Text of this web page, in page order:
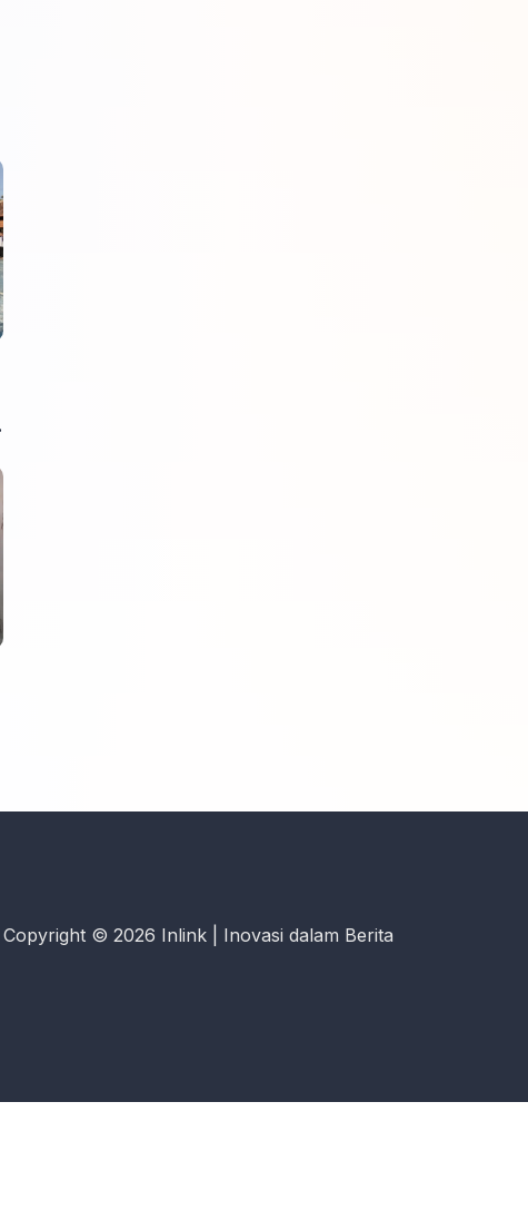
Copyright © 2026 Inlink | Inovasi dalam Berita